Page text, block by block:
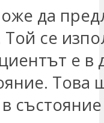
да
се
е в
Това